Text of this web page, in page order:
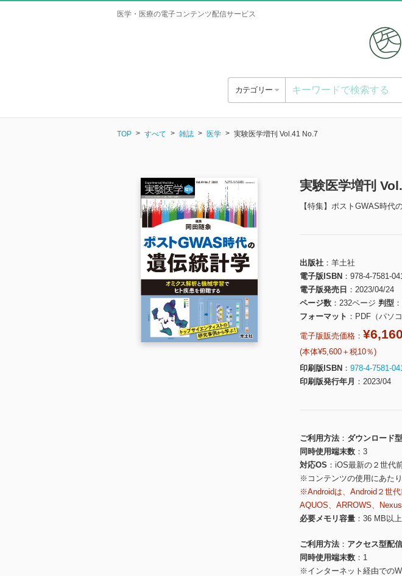
医学・医療の電子コンテンツ配信サービス
カテゴリー
TOP すべて 雑誌 医学 実験医学増刊 Vol.41 No.7
実験医学増刊
【特集】ポストGWAS時代
出版社
羊土社
電子版ISBN
978-4-7581-
電子版発売日
2023/04/24
ページ数
232ページ 判型
フォーマット
PDF（パソ
電子版販売価格： ¥6,160
(本体¥5,600＋税10％)
印刷版ISBN
978-4-7581-
印刷版発行年月
2023/04
ご利用方法
ダウンロード
同時使用端末数
3
対応OS
iOS最新の２世代
※コンテンツの使用にあた
※Androidは、Android２世
AQUOS、ARROWS、
必要メモリ容量
36 MB以上
ご利用方法
アクセス型配
同時使用端末数
1
※インターネット経由での